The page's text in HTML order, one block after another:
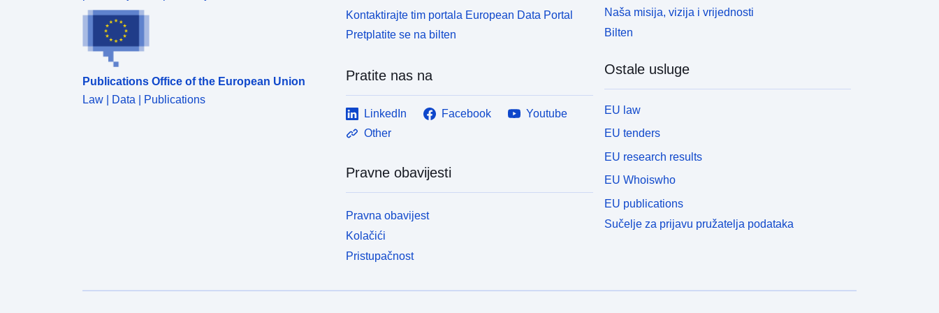
Publications Office of the European Union
Law | Data | Publications
Kontaktirajte tim portala European Data Portal
Pretplatite se na bilten
Pratite nas na
LinkedIn Facebook
Youtube
Other
Pravne obavijesti
Pravna obavijest
Kolačići
Pristupačnost
Naša misija, vizija i vrijednosti
Bilten
Ostale usluge
EU law
EU tenders
EU research results
EU Whoiswho
EU publications
Sučelje za prijavu pružatelja podataka